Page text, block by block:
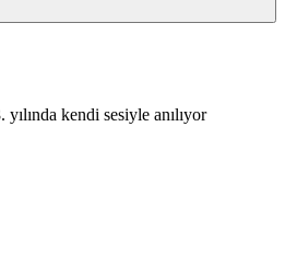
kendi sesiyle anılıyor